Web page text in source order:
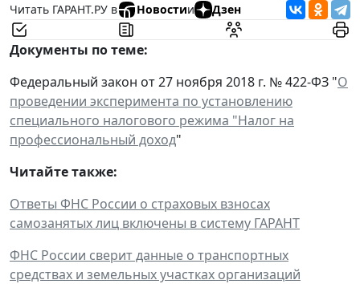
Читать ГАРАНТ.РУ в
Новостии Дзен
Документы по теме:
Федеральный закон от 27 ноября 2018 г. № 422-ФЗ "О
проведении эксперимента по установлению
специального налогового режима "Налог на
профессиональный доход"
Читайте также:
Ответы ФНС России о страховых взносах
самозанятых лиц включены в систему ГАРАНТ
ФНС России сверит данные о транспортных
средствах и земельных участках организаций